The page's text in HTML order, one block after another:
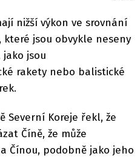
nižší výkon ve srovnání
které jsou obvykle neseny
jsou
rakety nebo balistické
Severní Koreje řekl, že
Číně, že může
Čínou, podobně jako jeho